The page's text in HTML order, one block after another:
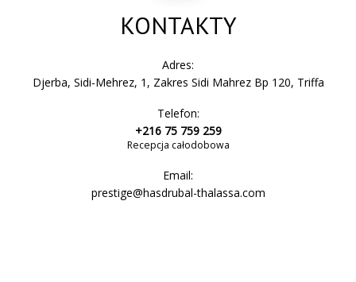
KONTAKTY
Adres:
Djerba, Sidi-Mehrez, 1, Zakres Sidi Mahrez Bp 120, Triffa
Telefon:
+216 75 759 259
Recepcja całodobowa
Email:
prestige@hasdrubal-thalassa.com